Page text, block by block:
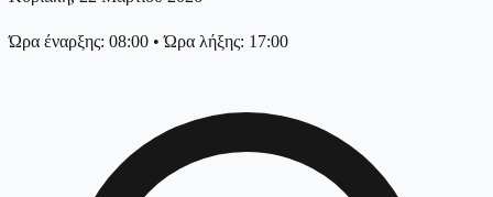
Ώρα έναρξης: 08:00 •Ώρα λήξης: 17:00